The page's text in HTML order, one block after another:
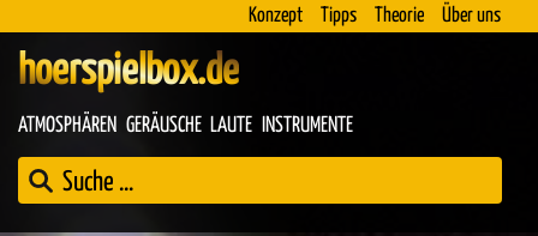
Konzept Tipps Theorie Über uns
hoerspielbox.de
ATMOSPHÄREN GERÄUSCHE LAUTE INSTRUMENTE